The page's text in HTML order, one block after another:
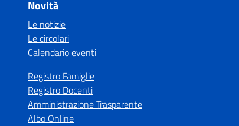
Novità
Le notizie
Le circolari
Calendario eventi
Registro Famiglie
Registro Docenti
Amministrazione Trasparente
Albo Online